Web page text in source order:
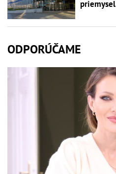
priemysel
ODPORÚČAME